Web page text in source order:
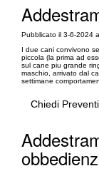
Pubblicato il 3-6-2024
I due cani convivono
piccola (la prima ad
sul cane piu grande
maschio, arrivato dal
settimane
Chiedi